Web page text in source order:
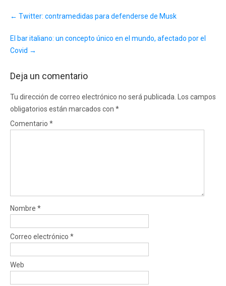
navigation
← Twitter: contramedidas para defenderse de Musk
El bar italiano: un concepto único en el mundo, afectado por el
Covid →
Deja un comentario
Tu dirección de correo electrónico no será publicada.
Los campos
obligatorios están marcados con *
Comentario *
Nombre *
Correo electrónico *
Web